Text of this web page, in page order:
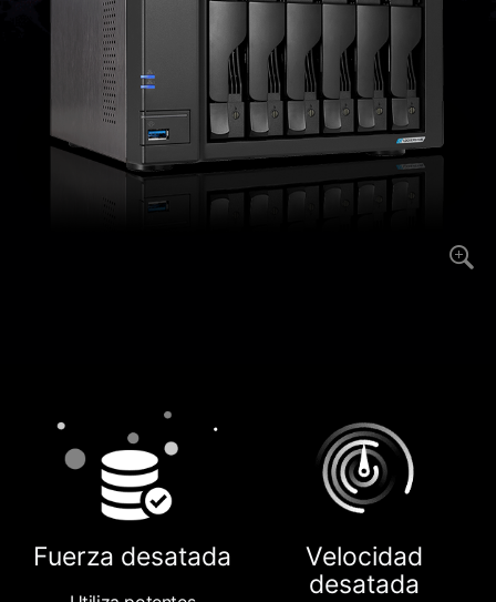
Fuerza desatada
Velocidad
desatada